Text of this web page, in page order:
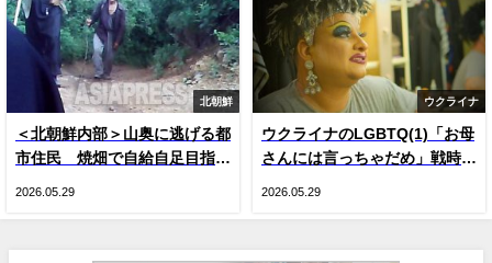
北朝鮮
＜北朝鮮内部＞山奥に逃げる都
市住民 焼畑で自給自足目指す
2026.05.29
ウクライナ
ウクライナのLGBTQ(1)「お母
さんには言っちゃだめ」戦時下
2026.05.29